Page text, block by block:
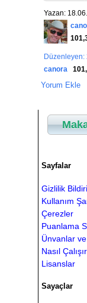
Yazan:
Düzenleyen:
canora
Yorum Ekle
Sayfalar
Gizlilik
Kullanım
Çerezler
Puanlama
Ünvanlar
Nasıl
Lisanslar
Sayaçlar